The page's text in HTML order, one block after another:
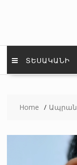
ՏԵՍԱԿԱՆԻ
Home